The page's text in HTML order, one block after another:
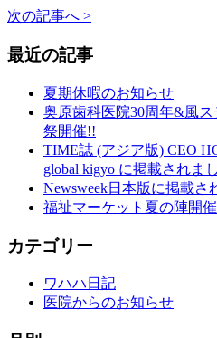
次の記事へ >
最近の記事
夏期休暇のお知らせ
奥原歯科医院30周年&風
祭開催!!
TIME誌 (アジア版) CEO
global kigyo に掲載されま
Newsweek日本版に掲載さ
福祉マーケット夏の陣開
カテゴリー
ワハハ日記
医院からのお知らせ